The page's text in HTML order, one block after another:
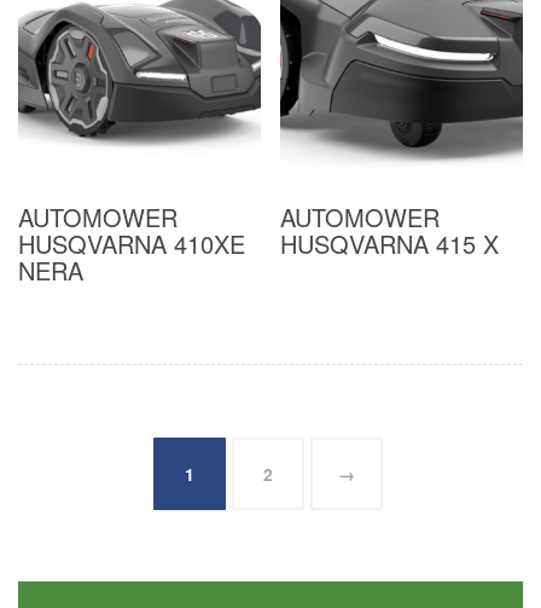
AUTOMOWER
HUSQVARNA 410XE
NERA
AUTOMOWER
HUSQVARNA 415 X
1 2 →